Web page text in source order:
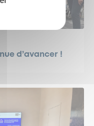
d’avancer !